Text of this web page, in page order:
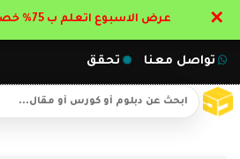
تواصل معنا تحقق
عرض الاسبوع اتعلم ب 75% خصم : احجز مقعدك الان ✕